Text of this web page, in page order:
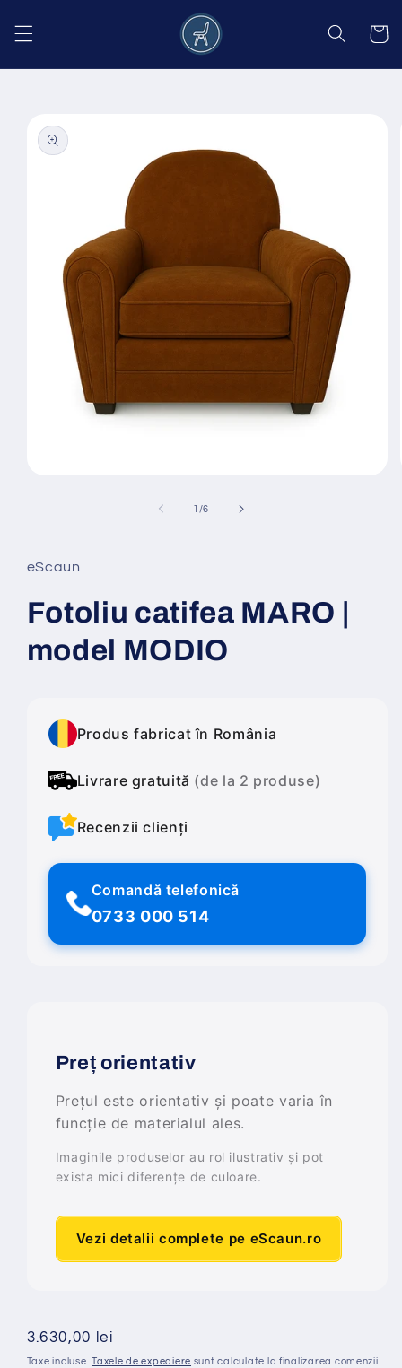
conținut
Coș
informațiile
despre
produs
fereastră
modală
1 /din
6
eScaun
Fotoliu catifea MARO |
model MODIO
Produs fabricat în România
Livrare gratuită (de la 2 produse)
Recenzii clienți
Comandă telefonică
0733 000 514
Preț orientativ
Prețul este orientativ și poate varia în
funcție de materialul ales.
Imaginile produselor au rol ilustrativ și pot
exista mici diferențe de culoare.
Vezi detalii complete pe eScaun.ro
Preț
obișnuit
3.630,00 lei
Taxe incluse.Taxele de expediere sunt calculate la finalizarea comenzii.